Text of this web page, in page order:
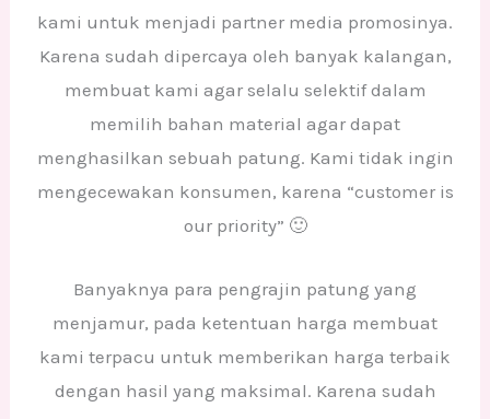
kami untuk menjadi partner media promosinya.
Karena sudah dipercaya oleh banyak kalangan,
membuat kami agar selalu selektif dalam
memilih bahan material agar dapat
menghasilkan sebuah patung. Kami tidak ingin
mengecewakan konsumen, karena “customer is
our priority” 🙂
Banyaknya para pengrajin patung yang
menjamur, pada ketentuan harga membuat
kami terpacu untuk memberikan harga terbaik
dengan hasil yang maksimal. Karena sudah